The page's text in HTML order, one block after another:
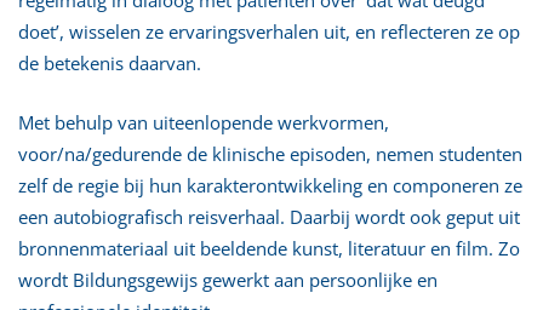
doet’, wisselen ze ervaringsverhalen uit, en reflecteren ze op
de betekenis daarvan.
Met behulp van uiteenlopende werkvormen,
voor/na/gedurende de klinische episoden, nemen studenten
zelf de regie bij hun karakterontwikkeling en componeren ze
een autobiografisch reisverhaal. Daarbij wordt ook geput uit
bronnenmateriaal uit beeldende kunst, literatuur en film. Zo
wordt Bildungsgewijs gewerkt aan persoonlijke en